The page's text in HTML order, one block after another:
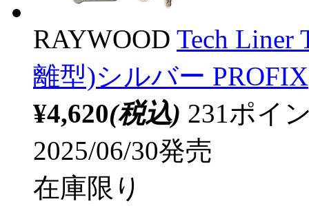
RAYWOOD Tech
離型)シルバー PROFIX
¥4,620(税込) 231ポイ
2025/06/30発売
在庫限り